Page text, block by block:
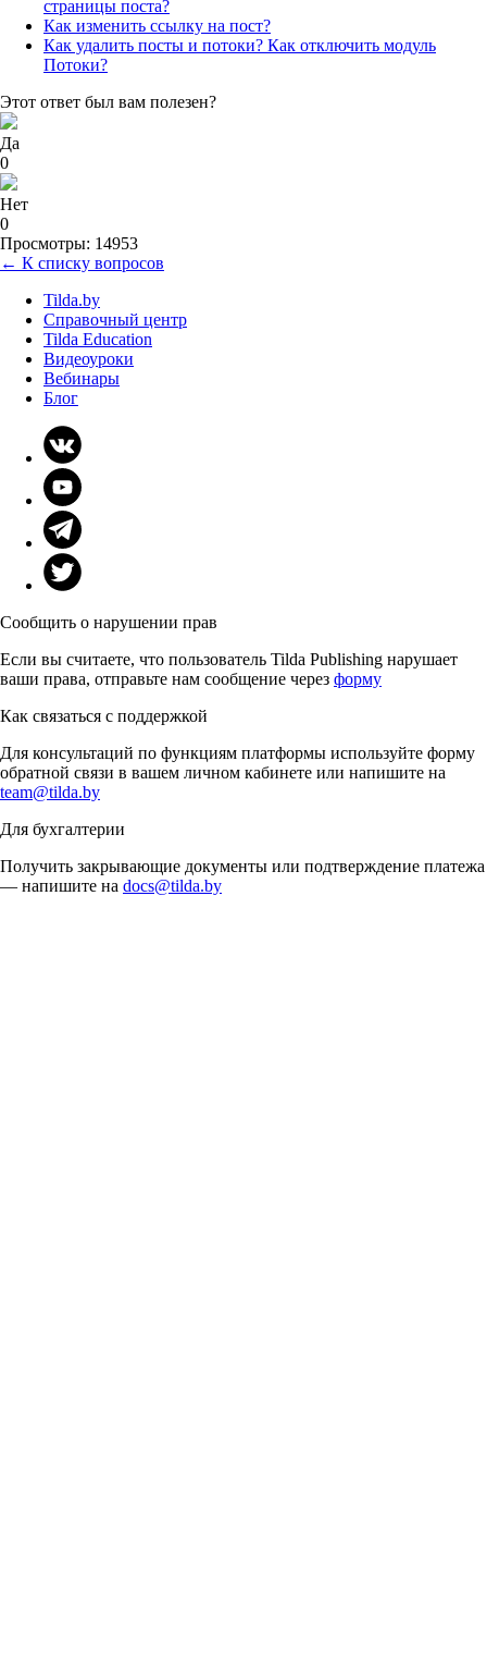
страницы поста?
Как изменить ссылку на пост?
Как удалить посты и потоки? Как отключить модуль
Потоки?
Этот ответ был вам полезен?
Да
0
Нет
0
Просмотры: 14953
← К списку вопросов
Tilda.by
Справочный центр
Tilda Education
Видеоуроки
Вебинары
Блог
Сообщить о нарушении прав
Если вы считаете, что пользователь Tilda Publishing нарушает
ваши права, отправьте нам сообщение через форму
Как связаться с поддержкой
Для консультаций по функциям платформы используйте форму
обратной связи в вашем личном кабинете или напишите на
team@tilda.by
Для бухгалтерии
Получить закрывающие документы или подтверждение платежа
— напишите на docs@tilda.by